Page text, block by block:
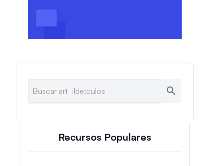
Recursos Populares